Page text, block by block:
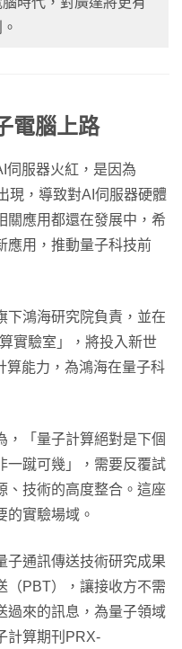
電腦上路
伺服器火紅，是因為
現，導致對AI伺服器硬體
關應用都還在發展中，希
應用，推動量子科技前
下鴻海研究院負責，並在
實驗室」，將投入新世
算能力，為鴻海在量子科
，「量子計算絕對是下個
一蹴可幾」，需要反覆試
、技術的高度整合。這座
的實驗場域。
子通訊傳送技術研究成果
（PBT），讓接收方不需
過來的訊息，為量子領域
計算期刊PRX-